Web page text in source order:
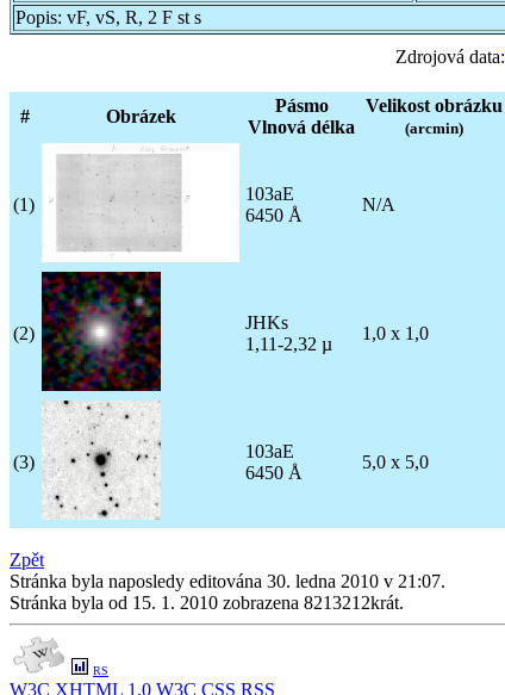
Popis: vF, vS, R, 2 F st s
Zdrojová data:
# Obrázek
Pásmo
Vlnová délka
Velikost obrázku
(arcmin)
(1)
103aE
6450 Å
N/A
(2)
JHKs
1,11-2,32 µ
1,0 x 1,0
(3)
103aE
6450 Å
5,0 x 5,0
Zpět
Stránka byla naposledy editována 30. ledna 2010 v 21:07.
Stránka byla od 15. 1. 2010 zobrazena 8213212krát.
RS
W3C XHTML 1.0 W3C CSS RSS